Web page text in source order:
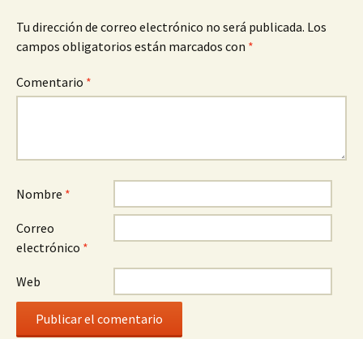
Tu dirección de correo electrónico no será publicada. Los
campos obligatorios están marcados con *
Comentario *
Nombre *
Correo
electrónico *
Web